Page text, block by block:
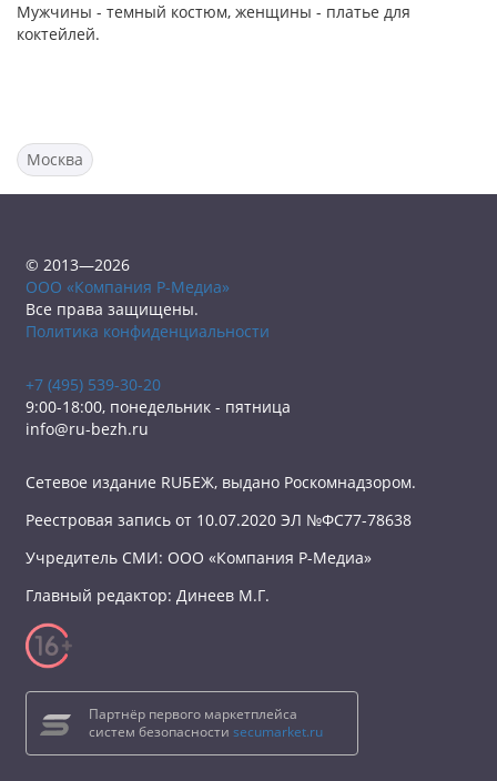
Мужчины - темный костюм, женщины - платье для
коктейлей.
Москва
© 2013—2026
ООО «Компания Р-Медиа»
Все права защищены.
Политика конфиденциальности
+7 (495) 539-30-20
9:00-18:00, понедельник - пятница
info@ru-bezh.ru
Сетевое издание RUБЕЖ, выдано Роскомнадзором.
Реестровая запись от 10.07.2020 ЭЛ №ФС77-78638
Учредитель СМИ: ООО «Компания Р-Медиа»
Главный редактор: Динеев М.Г.
Партнёр первого маркетплейса
систем безопасности secumarket.ru